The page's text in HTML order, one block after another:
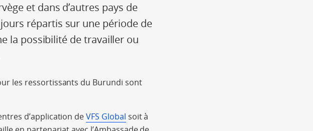
et dans d’autres pays de
répartis sur une période de
la possibilité de travailler ou
les ressortissants du Burundi sont
d’application deVFS Global soit à